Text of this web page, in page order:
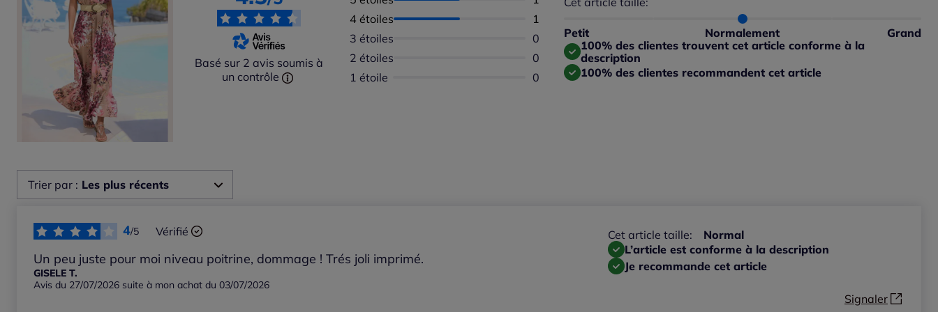
Basé sur 2 avis soumis à
un contrôle
4 étoiles
Nombre d'avis :
1
3 étoiles
Aucun avis disponible
0
2 étoiles
Aucun avis disponible
0
1 étoile
Aucun avis disponible
0
Petit Normalement Grand
Taille grand : 0%
100% des clientes trouvent cet article conforme à la
description
100% des clientes recommandent cet article
Trier par : Les plus récents
Les plus anciens
4/5 Vérifié
Un peu juste pour moi niveau poitrine, dommage ! Trés joli imprimé.
GISELE T.
Avis du 27/07/2026 suite à mon achat du 03/07/2026
Cet article taille:
Normal
L’article est conforme à la description
Je recommande cet article
Signaler